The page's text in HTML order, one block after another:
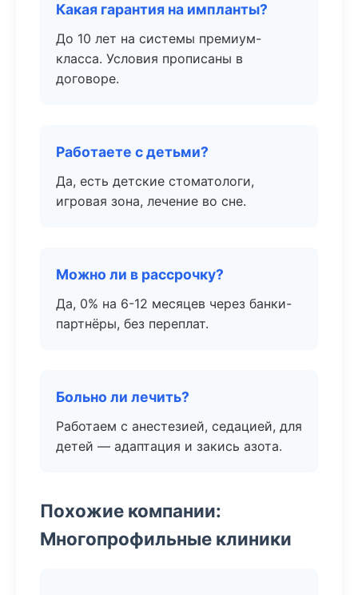
Какая гарантия на импланты?
До 10 лет на системы премиум-
класса. Условия прописаны в
договоре.
Работаете с детьми?
Да, есть детские стоматологи,
игровая зона, лечение во сне.
Можно ли в рассрочку?
Да, 0% на 6-12 месяцев через банки-
партнёры, без переплат.
Больно ли лечить?
Работаем с анестезией, седацией, для
детей — адаптация и закись азота.
Похожие компании:
Многопрофильные клиники